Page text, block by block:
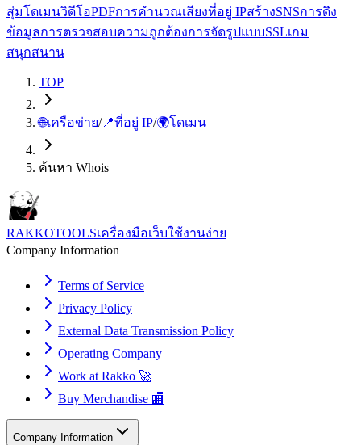
สุ่มโดเมนวิดีโอPDFการคำนวณเสียงที่อยู่ IPสร้างSNSการดึง
ข้อมูลการตรวจสอบความถูกต้องการจัดรูปแบบSSLเกม
สนุกสนาน
TOP
🌐เครือข่าย/📍ที่อยู่ IP/🌍โดเมน
ค้นหา Whois
RAKKOTOOLSเครื่องมือเว็บใช้งานง่าย
Company Information
Terms of Service
Privacy Policy
External Data Transmission Policy
Operating Company
Work at Rakko 🚀
Buy Merchandise 🏬
Company Information